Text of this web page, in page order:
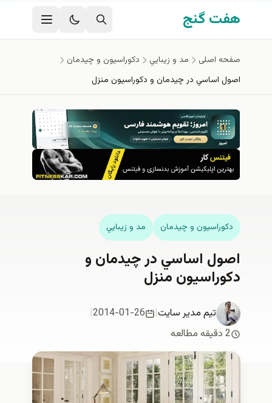
رفتن به محتوای اصلی
هفت گنج
صفحه اصلی مد و زيبايي
دكوراسيون و چيدمان
اصول اساسي در چيدمان و دكوراسيون منزل
دكوراسيون و چيدمان مد و زيبايي
اصول اساسي در چيدمان و
دكوراسيون منزل
تیم مدیر سایت|
2014-01-26
|
2 دقیقه مطالعه